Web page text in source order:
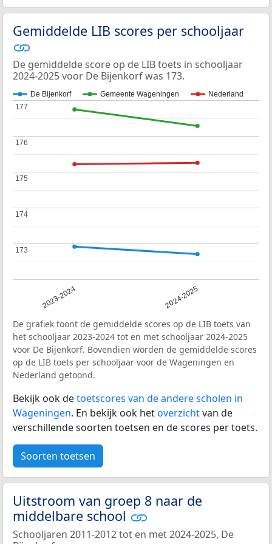
Gemiddelde LIB scores per schooljaar
De gemiddelde score op de LIB toets in schooljaar
2024-2025 voor De Bijenkorf was 173.
De Bijenkorf Gemeente Wageningen Nederland
2023-2024 2024-2025
173
173
174
174
175
175
176
176
177
177
De grafiek toont de gemiddelde scores op de LIB toets van
het schooljaar 2023-2024 tot en met schooljaar 2024-2025
voor De Bijenkorf. Bovendien worden de gemiddelde scores
op de LIB toets per schooljaar voor de Wageningen en
Nederland getoond.
Bekijk ook detoetscores van de andere scholen in
Wageningen. En bekijk ook hetoverzichtvan de
verschillende soorten toetsen en de scores per toets.
Soorten toetsen
Uitstroom van groep 8 naar de
middelbare school
Schooljaren 2011-2012 tot en met 2024-2025, De